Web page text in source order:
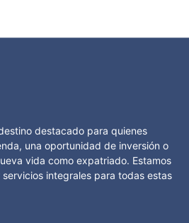
destacado para quienes
una oportunidad de inversión o
vida como expatriado. Estamos
integrales para todas estas